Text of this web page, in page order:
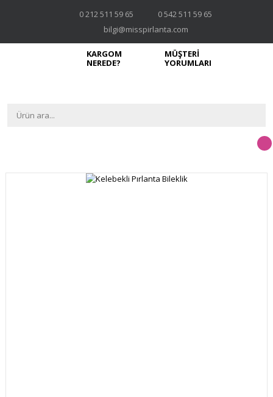
0 212 511 59 65
0 542 511 59 65
bilgi@misspirlanta.com
KARGOM
NEREDE?
MÜŞTERİ
YORUMLARI